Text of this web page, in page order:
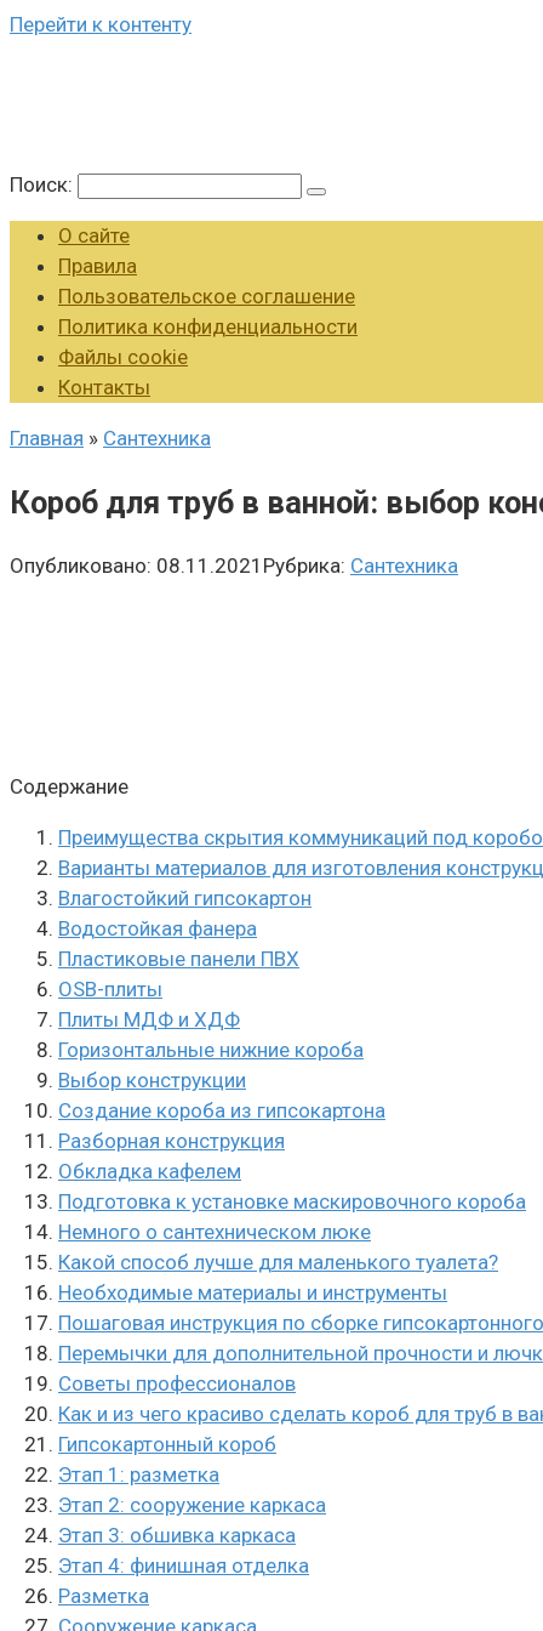
Перейти к контенту
Поиск:
О сайте
Правила
Пользовательское соглашение
Политика конфиденциальности
Файлы cookie
Контакты
Главная » Сантехника
Короб для труб в ванной: выбор
Опубликовано: 08.11.2021 Рубрика: Сантехника
Содержание
Преимущества скрытия коммуникаций под
Варианты материалов для изготовления
Влагостойкий гипсокартон
Водостойкая фанера
Пластиковые панели ПВХ
OSB-плиты
Плиты МДФ и ХДФ
Горизонтальные нижние короба
Выбор конструкции
Создание короба из гипсокартона
Разборная конструкция
Обкладка кафелем
Подготовка к установке маскировочного короба
Немного о сантехническом люке
Какой способ лучше для маленького туалета?
Необходимые материалы и инструменты
Пошаговая инструкция по сборке
Перемычки для дополнительной прочности и
Советы профессионалов
Как и из чего красиво сделать короб для труб в
Гипсокартонный короб
Этап 1: разметка
Этап 2: сооружение каркаса
Этап 3: обшивка каркаса
Этап 4: финишная отделка
Разметка